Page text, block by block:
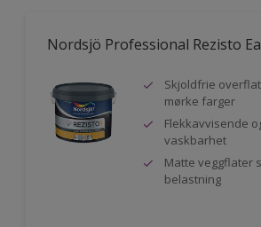
Nordsjö Professional Rezisto
Skjoldfrie
mørke farger
Flekkavvisende
vaskbarhet
Matte veggflater
belastning